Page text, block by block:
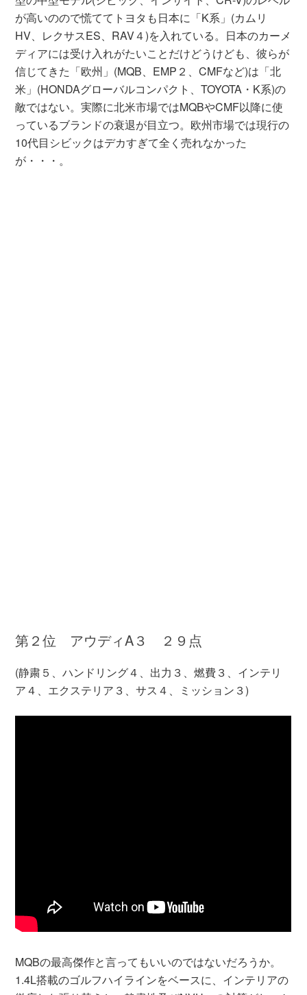
が高いのので慌ててトヨタも日本に「K系」(カムリ
HV、レクサスES、RAV４)を入れている。日本のカーメ
ディアには受け入れがたいことだけどうけども、彼らが
信じてきた「欧州」(MQB、EMP２、CMFなど)は「北
米」(HONDAグローバルコンパクト、TOYOTA・K系)の
敵ではない。実際に北米市場ではMQBやCMF以降に使
っているブランドの衰退が目立つ。欧州市場では現行の
10代目シビックはデカすぎて全く売れなかった
が・・・。
第２位 アウディA３ ２９点
(静粛５、ハンドリング４、出力３、燃費３、インテリ
ア４、エクステリア３、サス４、ミッション３)
MQBの最高傑作と言ってもいいのではないだろうか。
1.4L搭載のゴルフハイラインをベースに、インテリアの